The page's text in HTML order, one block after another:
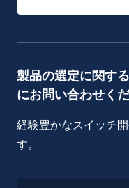
製品の選定に関す
にお問い合わせくだ
経験豊かなスイッチ
す。